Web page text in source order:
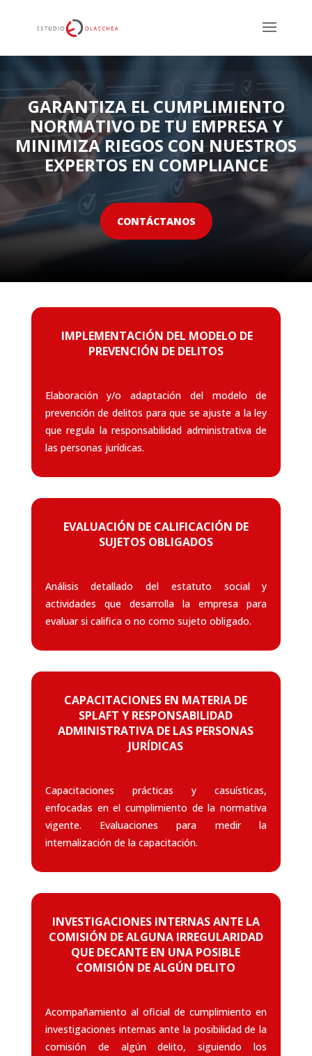
GARANTIZA EL CUMPLIMIENTO
NORMATIVO DE TU EMPRESA Y
MINIMIZA RIEGOS CON NUESTROS
EXPERTOS EN COMPLIANCE
CONTÁCTANOS
IMPLEMENTACIÓN DEL MODELO DE
PREVENCIÓN DE DELITOS
Elaboración y/o adaptación del modelo de
prevención de delitos para que se ajuste a la ley
que regula la responsabilidad administrativa de
las personas jurídicas.
EVALUACIÓN DE CALIFICACIÓN DE
SUJETOS OBLIGADOS
Análisis detallado del estatuto social y
actividades que desarrolla la empresa para
evaluar si califica o no como sujeto obligado.
CAPACITACIONES EN MATERIA DE
SPLAFT Y RESPONSABILIDAD
ADMINISTRATIVA DE LAS PERSONAS
JURÍDICAS
Capacitaciones prácticas y casuísticas,
enfocadas en el cumplimiento de la normativa
vigente. Evaluaciones para medir la
internalización de la capacitación.
INVESTIGACIONES INTERNAS ANTE LA
COMISIÓN DE ALGUNA IRREGULARIDAD
QUE DECANTE EN UNA POSIBLE
COMISIÓN DE ALGÚN DELITO
Acompañamiento al oficial de cumplimiento en
investigaciones internas ante la posibilidad de la
comisión de algún delito, siguiendo los